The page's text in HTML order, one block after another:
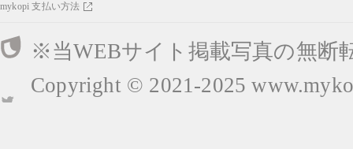
mykopi 支払い方法
※当WEBサイト掲載写真の無断
Copyright © 2021-2025